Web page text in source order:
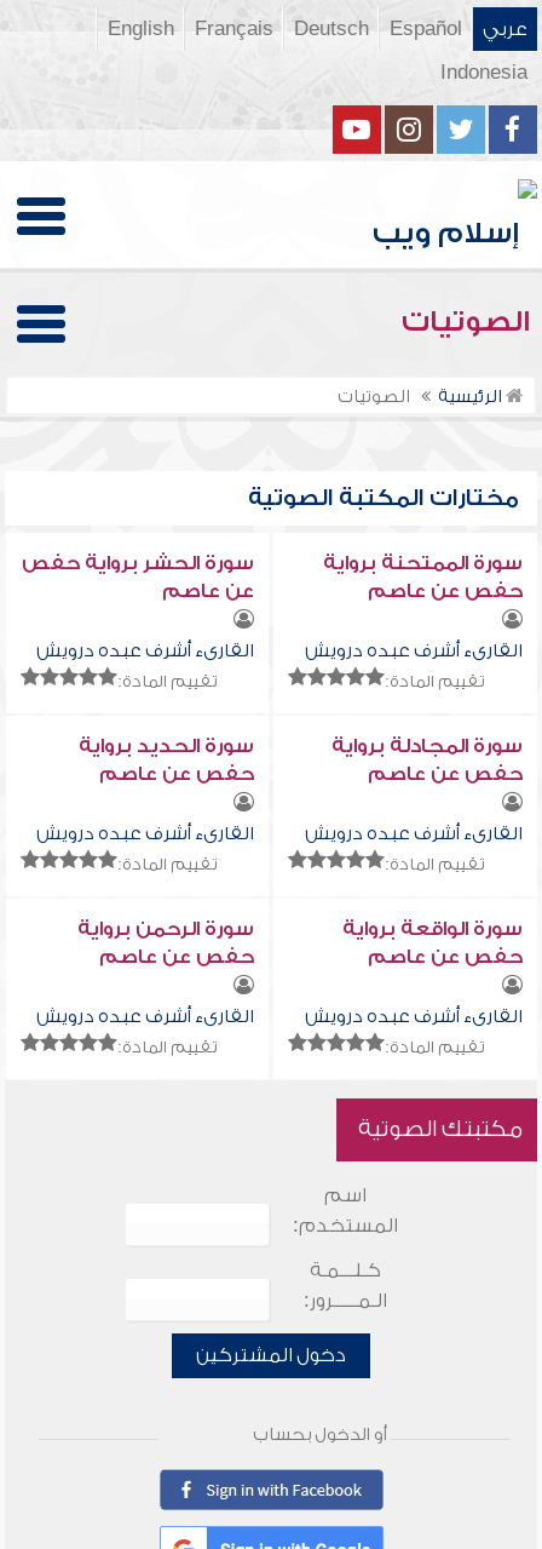
عربي Español
Deutsch
Français
English
Indonesia
الصوتيات
الرئيسية الصوتيات
مختارات المكتبة الصوتية
سورة الممتحنة برواية
حفص عن عاصم
القارىء أشرف عبده درويش
تقييم المادة:
سورة الحشر برواية حفص
عن عاصم
القارىء أشرف عبده درويش
تقييم المادة:
سورة المجادلة برواية
حفص عن عاصم
القارىء أشرف عبده درويش
تقييم المادة:
سورة الحديد برواية
حفص عن عاصم
القارىء أشرف عبده درويش
تقييم المادة:
سورة الواقعة برواية
حفص عن عاصم
القارىء أشرف عبده درويش
تقييم المادة:
سورة الرحمن برواية
حفص عن عاصم
القارىء أشرف عبده درويش
تقييم المادة:
مكتبتك الصوتية
اسم
المستخدم:
كـلـــمـة
الـمـــــرور:
دخول المشتركين
أو الدخول بحساب